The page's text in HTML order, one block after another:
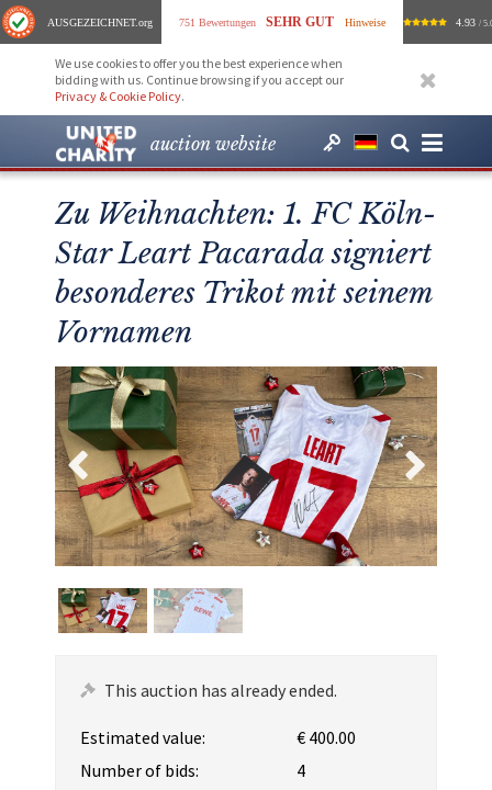
AUSGEZEICHNET.org 751 Bewertungen SEHR GUT Hinweise 4.93 /
We use cookies to offer you the best experience when
bidding with us. Continue browsing if you accept our
Privacy & Cookie Policy.
auction website
Zu Weihnachten: 1. FC Köln-
Star Leart Pacarada signiert
besonderes Trikot mit seinem
Vornamen
This auction has already ended.
Estimated value:
€ 400.00
Number of bids:
4